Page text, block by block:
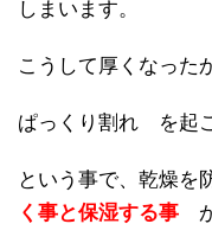
しまいます。
こうして厚くなった
ぱっくり割れ を起
という事で、乾燥を
く事と保湿する事